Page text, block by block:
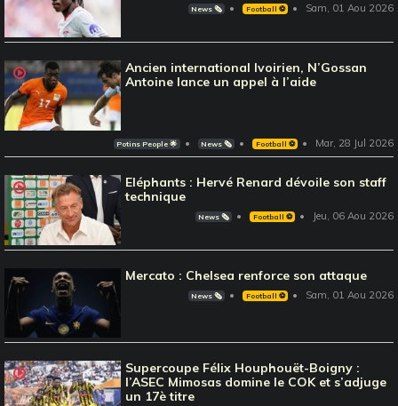
News 🗞️ Football ⚽️ Sam, 01 Aou 2026
Ancien international Ivoirien, N’Gossan
Antoine lance un appel à l’aide
Potins People 🌟 News 🗞️ Football ⚽️ Mar, 28 Jul 2026
Eléphants : Hervé Renard dévoile son staff
technique
News 🗞️ Football ⚽️ Jeu, 06 Aou 2026
Mercato : Chelsea renforce son attaque
News 🗞️ Football ⚽️ Sam, 01 Aou 2026
Supercoupe Félix Houphouët-Boigny :
l’ASEC Mimosas domine le COK et s’adjuge
un 17è titre